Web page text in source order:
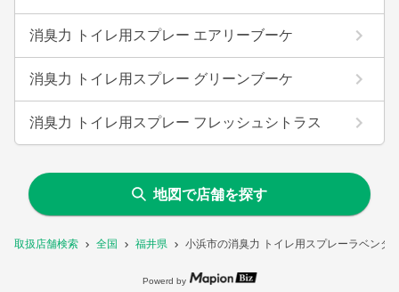
取扱店舗検索 全国 福井県 小浜市の消臭力 トイレ用スプレーラベンダ
消臭力 トイレ用スプレー エアリーブーケ
消臭力 トイレ用スプレー グリーンブーケ
消臭力 トイレ用スプレー フレッシュシトラス
地図で店舗を探す
Powerd by